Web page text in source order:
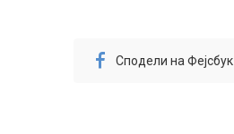
Сподели на Фејсбук